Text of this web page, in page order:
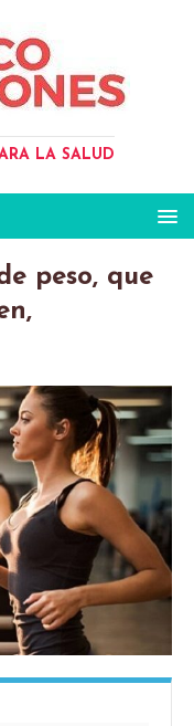
LA SALUD
peso, que